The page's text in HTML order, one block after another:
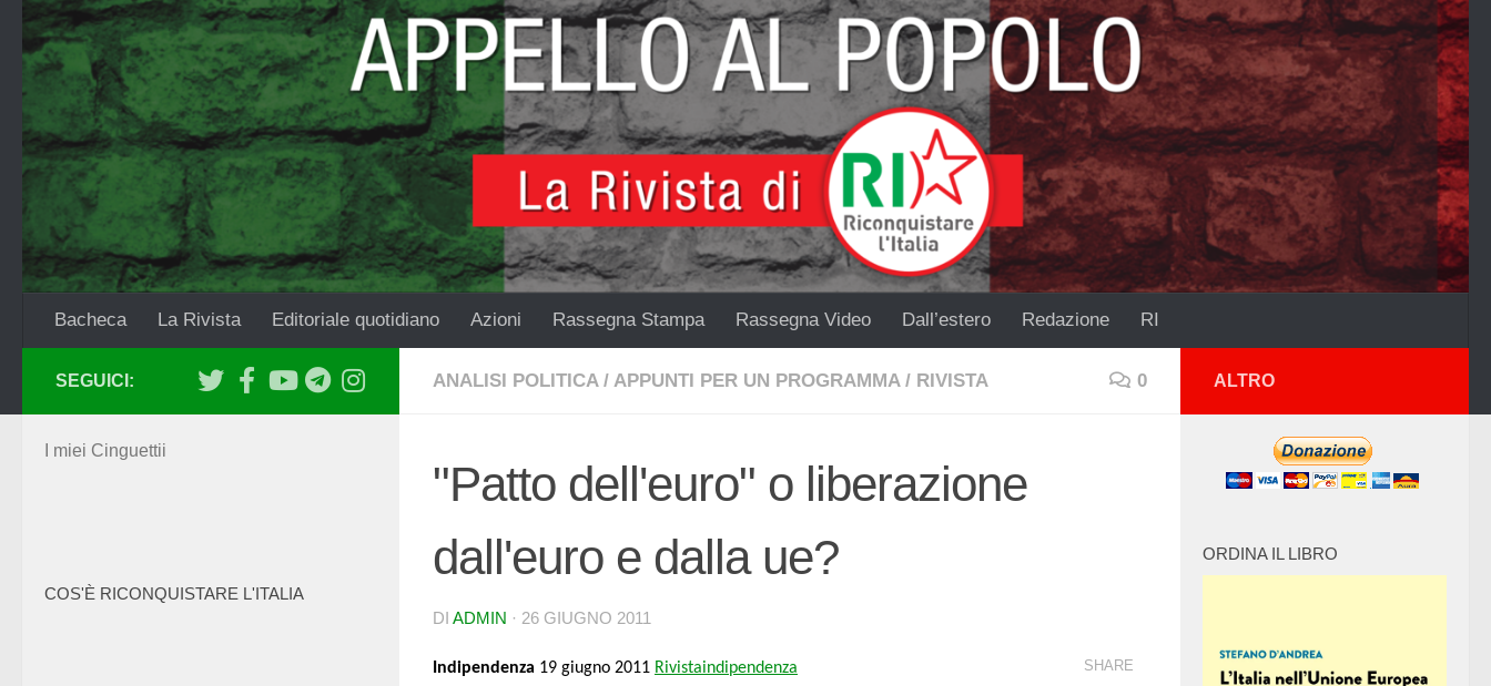
Salta al contenuto
Bacheca La Rivista Editoriale quotidiano Azioni Rassegna Stampa Rassegna Video Dall’estero Redazione RI
ANALISI POLITICA / APPUNTI PER UN PROGRAMMA / RIVISTA 0
"Patto dell'euro" o liberazione
dall'euro e dalla ue?
DI ADMIN · 26 GIUGNO 2011
Indipendenza 19 giugno 2011 Rivistaindipendenza SHARE
SEGUICI:
I miei Cinguettii
COS'È RICONQUISTARE L'ITALIA
ALTRO
ORDINA IL LIBRO